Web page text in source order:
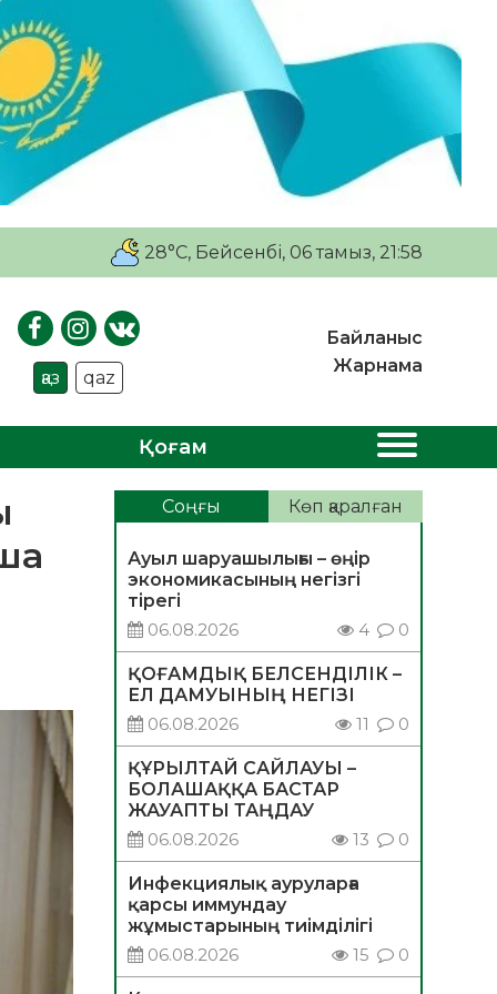
28°C, Бейсенбі, 06 тамыз, 21:58
қаз qaz
Байланыс
Жарнама
Қоғам
Соңғы Көп қаралған
Ауыл шаруашылығы – өңір
экономикасының негізгі
тірегі
06.08.2026
4 0
ҚОҒАМДЫҚ БЕЛСЕНДІЛІК –
ЕЛ ДАМУЫНЫҢ НЕГІЗІ
06.08.2026
11 0
ҚҰРЫЛТАЙ САЙЛАУЫ –
БОЛАШАҚҚА БАСТАР
ЖАУАПТЫ ТАҢДАУ
06.08.2026
13 0
Инфекциялық ауруларға
қарсы иммундау
жұмыстарының тиімділігі
06.08.2026
15 0